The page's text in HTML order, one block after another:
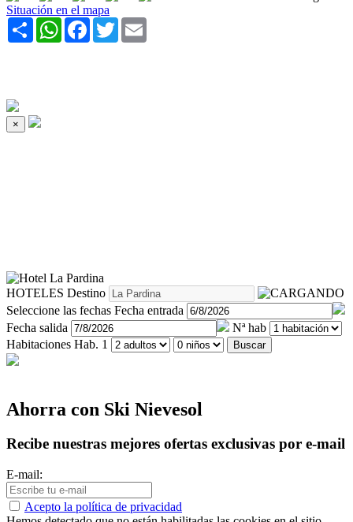
Situación en el mapa
Share WhatsAppFacebook
Twitter
×
HOTELES Destino
Seleccione las fechas Fecha entrada
Fecha salida
Nª hab
Habitaciones Hab. 1 Buscar
Ahorra con Ski Nievesol
Recibe nuestras mejores ofertas exclusivas por e-mail
E-mail:
Acepto la política de privacidad